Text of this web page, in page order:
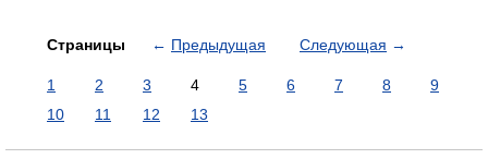
Страницы ← Предыдущая Следующая →
1 2 3 4 5 6 7 8
9
10
11 12 13